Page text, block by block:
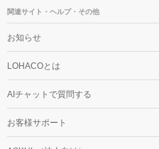
関連サイト・ヘルプ・その他
お知らせ
LOHACOとは
AIチャットで質問する
お客様サポート